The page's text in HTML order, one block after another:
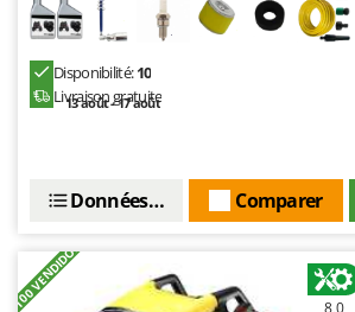
MOVA
Mowox
MTD
Nilfisk
Novatec
Novital
Disponibilité:10
Livraison gratuite
13 août - 17 août
Comparer
Données techniques
+100 VENDIDOS